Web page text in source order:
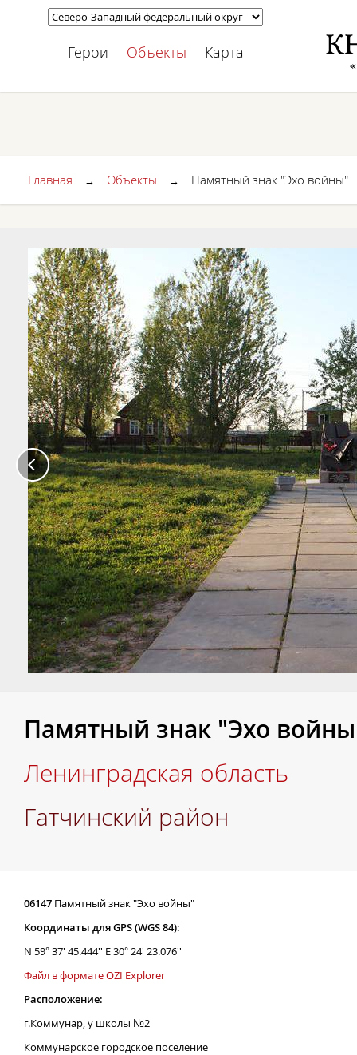
Герои Объекты Карта
Главная → Объекты → Памятный знак "Эхо войны"
Памятный знак "Эхо
Ленинградская область
Гатчинский район
06147 Памятный знак "Эхо войны"
Координаты для GPS (WGS 84):
N 59° 37' 45.444'' E 30° 24' 23.076''
Файл в формате OZI Explorer
Расположение:
г.Коммунар, у школы №2
Коммунарское городское поселение